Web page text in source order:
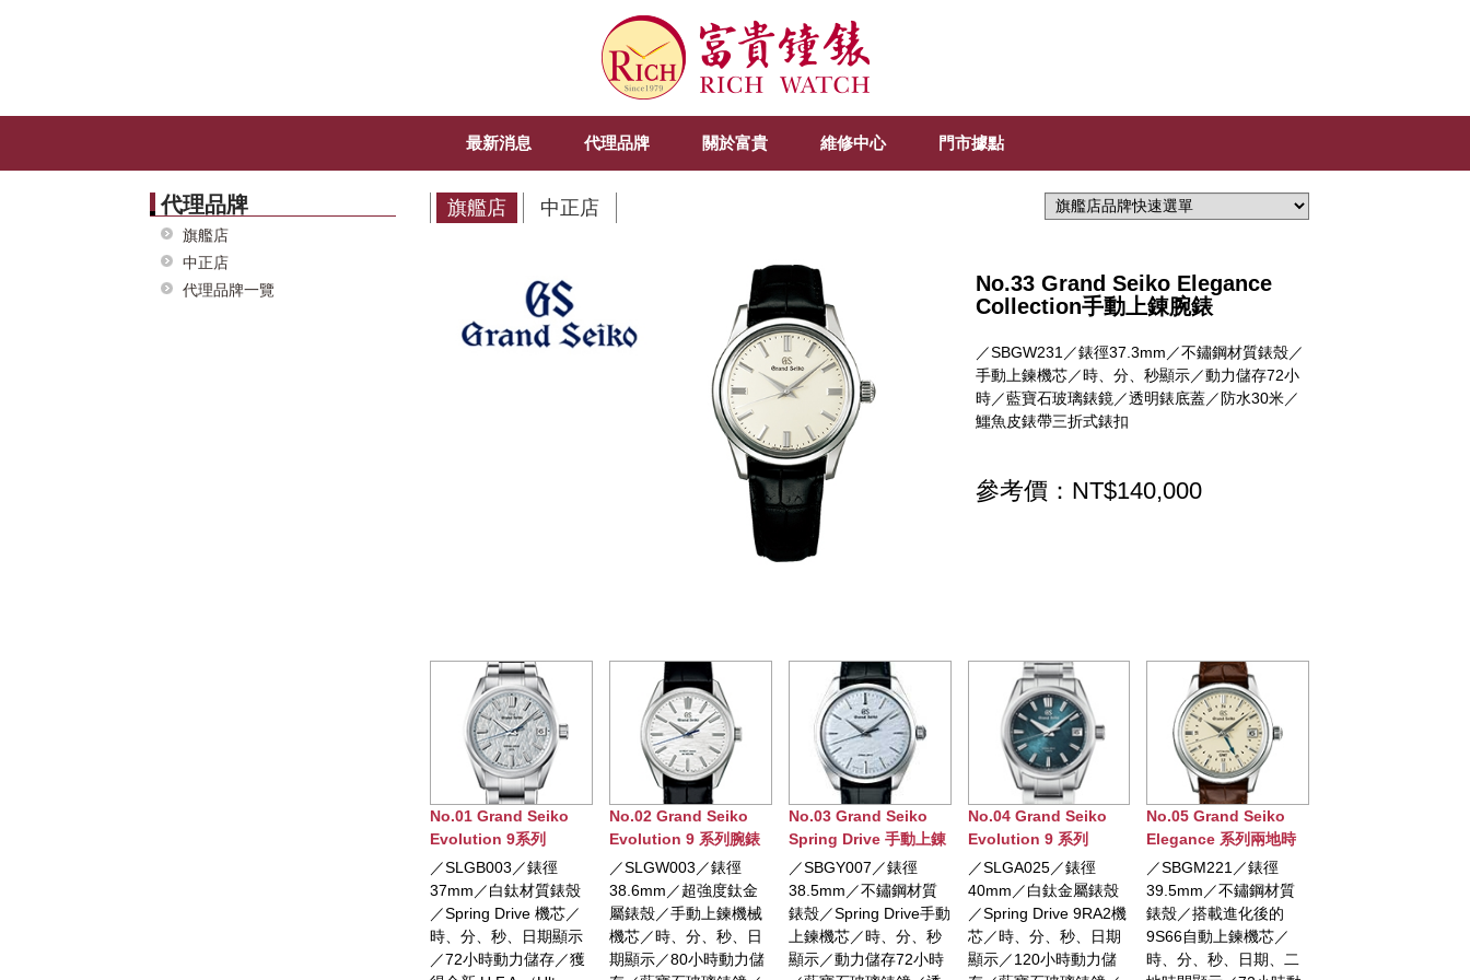
最新消息 代理品牌 關於富貴 維修中心 門市據點
代理品牌
旗艦店
中正店
代理品牌一覽
旗艦店 中正店
No.33 Grand Seiko Elegance
Collection手動上錬腕錶
／SBGW231／錶徑37.3mm／不鏽鋼材質錶殼／
手動上鍊機芯／時、分、秒顯示／動力儲存72小
時／藍寶石玻璃錶鏡／透明錶底蓋／防水30米／
鱷魚皮錶帶三折式錶扣
參考價：NT$140,000
No.02 Grand Seiko
Evolution 9 系列腕錶
／SLGW003／錶徑
38.6mm／超強度鈦金
屬錶殼／手動上鍊機械
機芯／時、分、秒、日
期顯示／80小時動力儲
No.03 Grand Seiko
Spring Drive 手動上錬
腕錶
／SBGY007／錶徑
38.5mm／不鏽鋼材質
錶殼／Spring Drive手動
上鍊機芯／時、分、秒
顯示／動力儲存72小時
No.04 Grand Seiko
Evolution 9 系列
Spring Drive 5Days腕
錶
／SLGA025／錶徑
40mm／白鈦金屬錶殼
／Spring Drive 9RA2機
芯／時、分、秒、日期
顯示／120小時動力儲
No.05 Grand Seiko
Elegance 系列兩地時
間自動腕錶
／SBGM221／錶徑
39.5mm／不鏽鋼材質
錶殼／搭載進化後的
9S66自動上鍊機芯／
時、分、秒、日期、二
No.06 Grand Seiko
Spring Drive節氣系列
(春分)腕錶
／SBGA413／錶徑
40mm／白鈦材質錶殼
／Spring Drive自動上鍊
機芯／時、分、秒、日
期顯示／動力儲存顯示